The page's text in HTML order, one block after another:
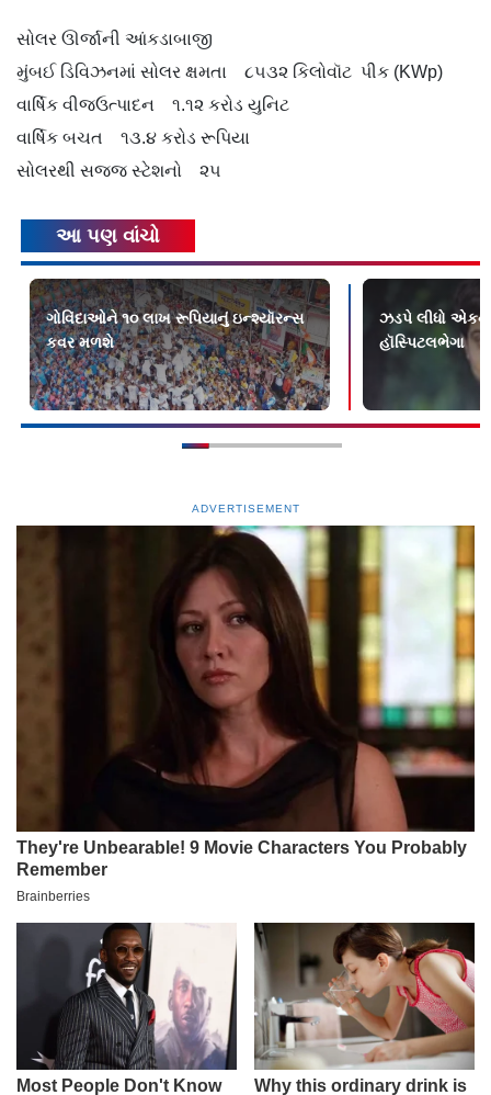
સોલર ઊર્જાની આંકડાબાજી
મુંબઈ ડિવિઝનમાં સોલર ક્ષમતા ૮૫૩૨ કિલોવૉટ પીક (KWp)
વાર્ષિક વીજઉત્પાદન ૧.૧૨ કરોડ યુનિટ
વાર્ષિક બચત ૧૩.૪ કરોડ રૂપિયા
સોલરથી સજ્જ સ્ટેશનો ૨૫
આ પણ વાંચો
ગોવિંદાઓને ૧૦ લાખ રૂપિયાનું ઇન્શ્યૉરન્સ
કવર મળશે
ઝડપે લીધો
હૉસ્પિટલભેગા
ADVERTISEMENT